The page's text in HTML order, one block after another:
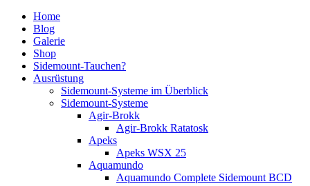
Home
Blog
Galerie
Shop
Sidemount-Tauchen?
Ausrüstung
Sidemount-Systeme im Überblick
Sidemount-Systeme
Agir-Brokk
Agir-Brokk Ratatosk
Apeks
Apeks WSX 25
Aquamundo
Aquamundo Complete Sidemount BCD